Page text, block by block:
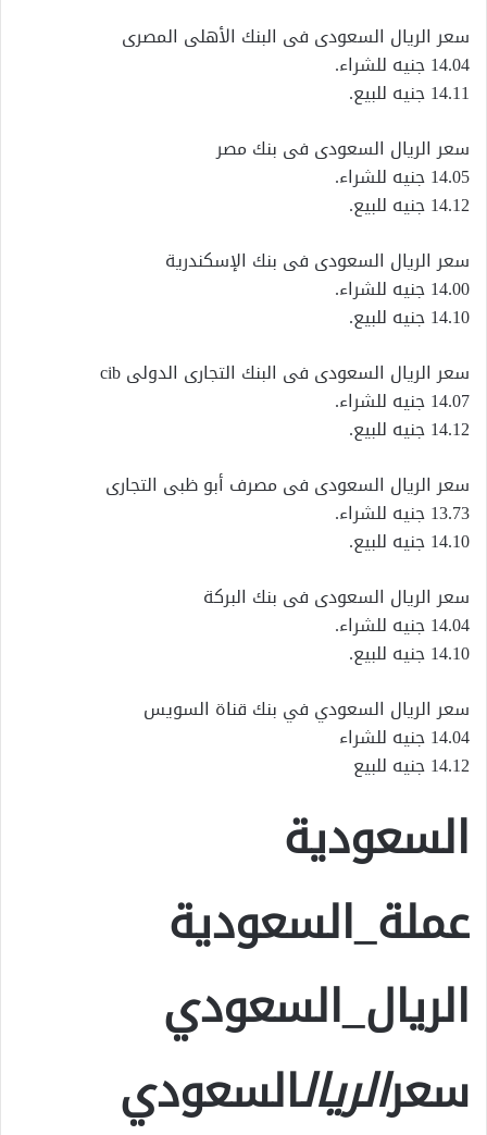
سعر الريال السعودى فى البنك الأهلى المصرى
14.04 جنيه للشراء.
14.11 جنيه للبيع.
سعر الريال السعودى فى بنك مصر
14.05 جنيه للشراء.
14.12 جنيه للبيع.
سعر الريال السعودى فى بنك الإسكندرية
14.00 جنيه للشراء.
14.10 جنيه للبيع.
سعر الريال السعودى فى البنك التجارى الدولى cib
14.07 جنيه للشراء.
14.12 جنيه للبيع.
سعر الريال السعودى فى مصرف أبو ظبى التجارى
13.73 جنيه للشراء.
14.10 جنيه للبيع.
سعر الريال السعودى فى بنك البركة
14.04 جنيه للشراء.
14.10 جنيه للبيع.
سعر الريال السعودي في بنك قناة السويس
14.04 جنيه للشراء
14.12 جنيه للبيع
السعودية
عملة_السعودية
الريال_السعودي
سعرالريالالسعودي